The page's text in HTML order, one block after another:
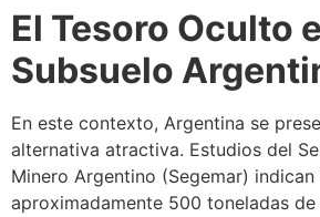
El Tesoro Oculto
Subsuelo
En este contexto, Argentina se
alternativa atractiva. Estudios del
Minero Argentino (Segemar)
aproximadamente 500 toneladas de